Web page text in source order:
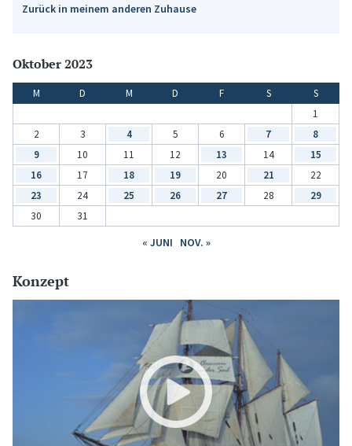
Zurück in meinem anderen Zuhause
Oktober 2023
M D M D F S
S
1
2
3 4 5 6 7
8
9
10 11 12 13 14
15
16
17 18 19 20 21
22
23
24 25 26 27 28
29
30
31
« JUNI NOV. »
Konzept